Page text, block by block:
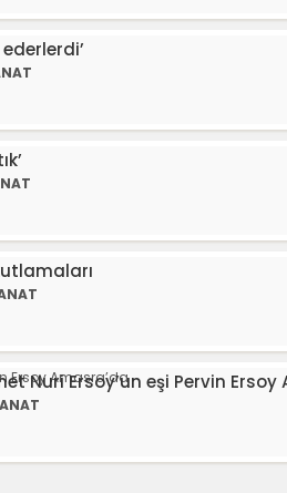
Nuri Ersoy’un eşi Pervin Ersoy